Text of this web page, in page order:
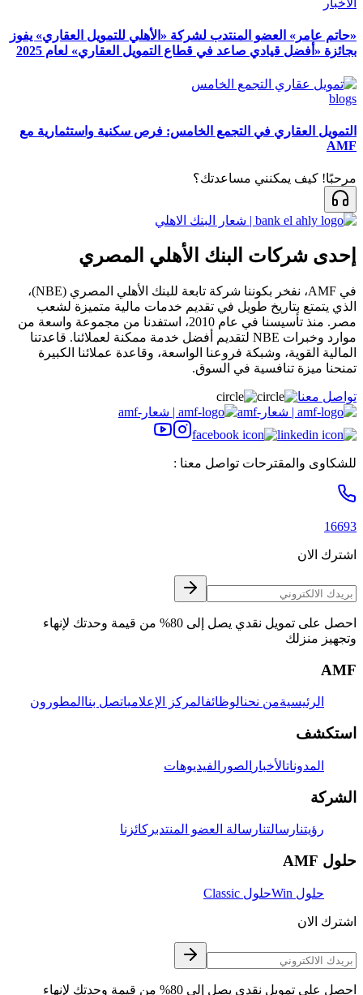
الأخبار
«حاتم عامر» العضو المنتدب لشركة «الأهلي للتمويل العقاري» يفوز
بجائزة «أفضل قيادي صاعد في قطاع التمويل العقاري» لعام 2025
blogs
التمويل العقاري في التجمع الخامس: فرص سكنية واستثمارية مع
AMF
مرحبًا! كيف يمكنني مساعدتك؟
إحدى شركات البنك الأهلي المصري
في AMF، نفخر بكوننا شركة تابعة للبنك الأهلي المصري (NBE)،
الذي يتمتع بتاريخ طويل في تقديم خدمات مالية متميزة لشعب
مصر. منذ تأسيسنا في عام 2010، استفدنا من مجموعة واسعة من
موارد وخبرات NBE لتقديم أفضل خدمة ممكنة لعملائنا. قاعدتنا
المالية القوية، وشبكة فروعنا الواسعة، وقاعدة عملائنا الكبيرة
تمنحنا ميزة تنافسية في السوق.
تواصل معنا
للشكاوى والمقترحات تواصل معنا :
16693
اشترك الان
احصل على تمويل نقدي يصل إلى 80% من قيمة وحدتك لإنهاء
وتجهيز منزلك
AMF
الرئيسيةمن نحنالوظائفالمركز الإعلامياتصل بنا المطورون
استكشف
المدوناتالأخبار الصور الفيديوهات
الشركة
رؤيتنارسالتنارسالة العضو المنتدبركائزنا
حلول AMF
حلول Win حلول Classic
اشترك الان
احصل على تمويل نقدي يصل إلى 80% من قيمة وحدتك لإنهاء